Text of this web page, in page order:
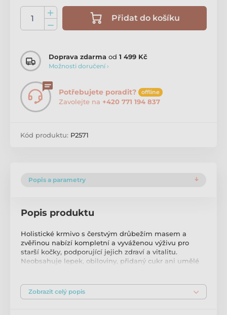
Přidat do košíku
Doprava zdarma od 1 499 Kč
Možnosti doručení ›
Potřebujete poradit? offline
Zavolejte na +420 771 194 837
Kód produktu: P2571
Popis a parametry
Popis produktu
Holistické krmivo s čerstvým drůbežím masem a
zvěřinou nabízí kompletní a vyváženou výživu pro
starší kočky, podporující jejich zdraví a vitalitu.
Neobsahuje lepek, obiloviny, přidaný cukr ani umělé
speciálně pro potřeby starších koček, obsahuje kuřecí
a drůbeží maso, zvěřinu, tapioku, mrkev, lososový olej,
Zobrazit celý popis